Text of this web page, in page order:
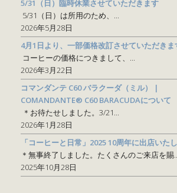
5/31（日）臨時休業させていただきます
5/31（日）は所用のため、...
2026年5月28日
4月1日より、一部価格改訂させていただきま
コーヒーの価格につきまして、...
2026年3月22日
コマンダンテ C60 バラクーダ（ミル） |
COMANDANTE® C60 BARACUDAについて
＊お待たせしました。3/21...
2026年1月28日
「コーヒーと日常」2025 10周年に出店いた
＊無事終了しました。たくさんのご来店を賜
2025年10月28日